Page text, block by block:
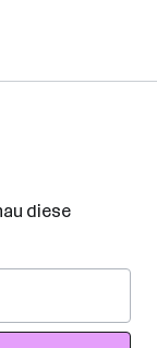
diese